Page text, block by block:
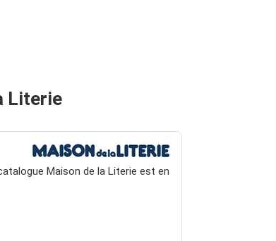
Literie
Maison de la Literie est en